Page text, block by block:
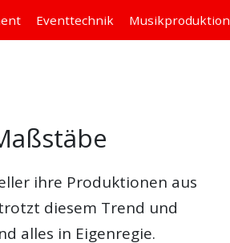
Eventtechnik Musikproduktion
ihre Produktionen aus
diesem Trend und
alles in Eigenregie.